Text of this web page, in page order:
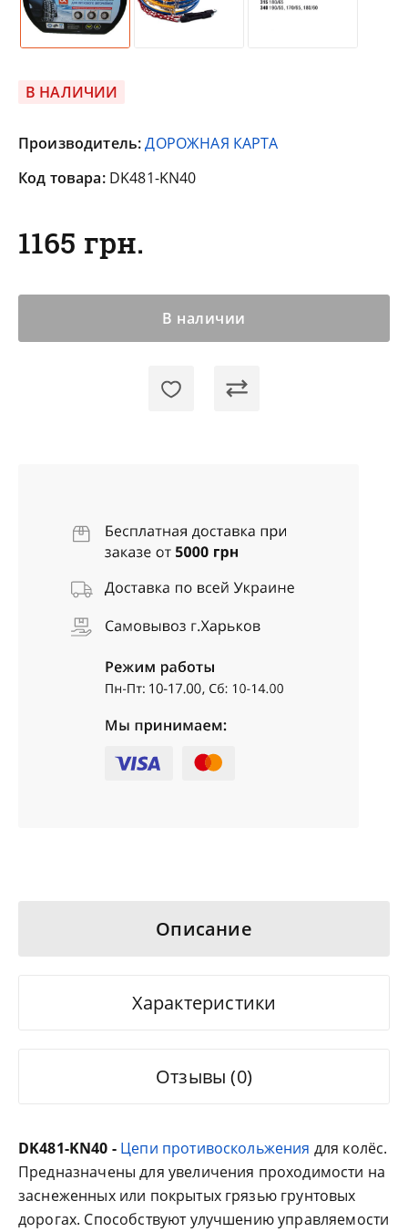
В НАЛИЧИИ
Производитель:ДОРОЖНАЯ КАРТА
Код товара: DK481-KN40
1165 грн.
В наличии
Описание
Характеристики
Отзывы (0)
DK481-KN40 - Цепи противоскольжения для колёс.
Предназначены для увеличения проходимости на
заснеженных или покрытых грязью грунтовых
дорогах. Способствуют улучшению управляемости